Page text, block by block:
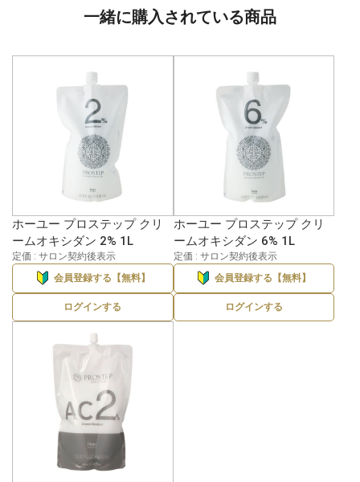
一緒に購入されている商品
ホーユー プロステップ クリ
ームオキシダン 2% 1L
定価 : サロン契約後表示
会員登録する【無料】
ログインする
ホーユー プロステップ クリ
ームオキシダン 6% 1L
定価 : サロン契約後表示
会員登録する【無料】
ログインする